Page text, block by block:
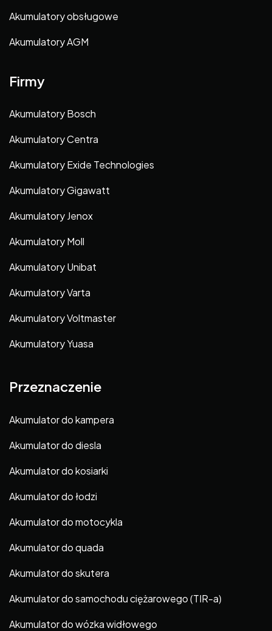
Akumulatory obsługowe
Akumulatory AGM
Firmy
Akumulatory Bosch
Akumulatory Centra
Akumulatory Exide Technologies
Akumulatory Gigawatt
Akumulatory Jenox
Akumulatory Moll
Akumulatory Unibat
Akumulatory Varta
Akumulatory Voltmaster
Akumulatory Yuasa
Przeznaczenie
Akumulator do kampera
Akumulator do diesla
Akumulator do kosiarki
Akumulator do łodzi
Akumulator do motocykla
Akumulator do quada
Akumulator do skutera
Akumulator do samochodu ciężarowego (TIR-a)
Akumulator do wózka widłowego